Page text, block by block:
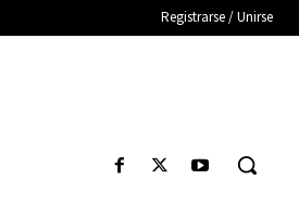
Registrarse / Unirse